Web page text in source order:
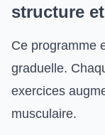
structure
Ce programme
graduelle.
exercices
musculaire.